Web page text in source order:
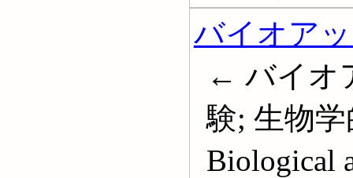
バイオア
← バイオ
験; 生物
Biological